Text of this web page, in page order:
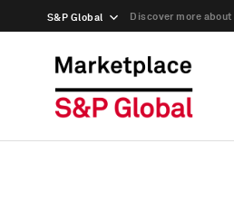
S&P Global Discover more about